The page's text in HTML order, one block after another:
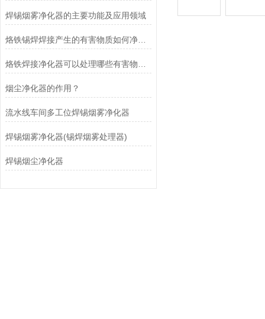
焊锡烟雾净化器的主要功能及应用领域
烙铁锡焊焊接产生的有害物质如何净化？
烟尘净化器的作用？
流水线车间多工位焊锡烟雾净化器
焊锡烟雾净化器(锡焊烟雾处理器)
焊锡烟尘净化器